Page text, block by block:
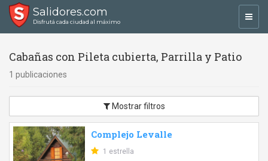
Salidores.com
Disfrutá cada ciudad al máximo
Cabañas con Pileta cubierta, Parrilla y Patio
1 publicaciones
Mostrar filtros
Complejo Levalle
1 estrella